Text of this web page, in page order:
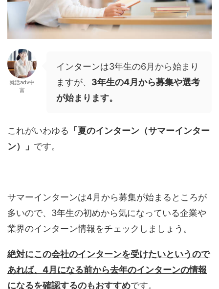
就活adv中
富
インターンは3年生の6月から始まり
ますが、 3年生の4月から募集や選考
が始まります。
これがいわゆる 「夏のインターン（サマーインター
ン）」 です。
サマーインターンは4月から募集が始まるところが
多いので、3年生の初めから気になっている企業や
業界のインターン情報をチェックしましょう。
絶対にこの会社のインターンを受けたいというので
あれば、4月になる前から去年のインターンの情報
になるを確認するのもおすすめです。